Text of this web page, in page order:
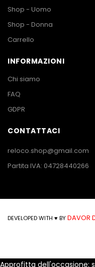
Shop - Uomo
Shop - Donna
Carrello
INFORMAZIONI
Chi siamo
FAQ
GDPR
CONTATTACI
reloco.shop@gmail.com
Partita IVA: 04728440266
DEVELOPED WITH ♥ BYDAVOR
Approfitta dell'occasione: